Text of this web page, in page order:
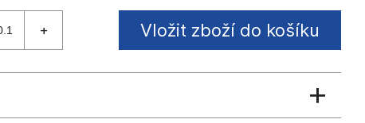
Vložit zboží do košíku